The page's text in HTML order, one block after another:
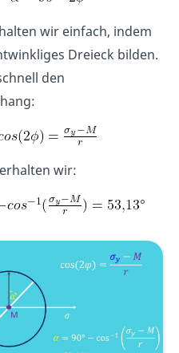
wir einfach, indem
Dreieck bilden.
den
wir:
°